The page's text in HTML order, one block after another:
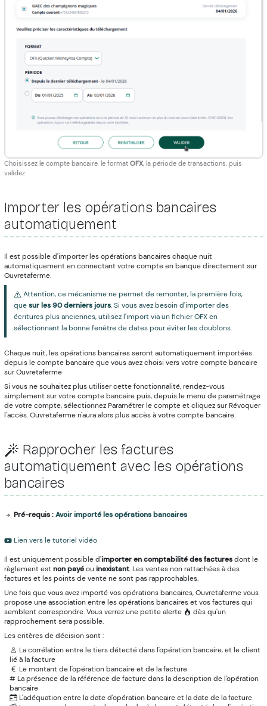
Choisissez le compte bancaire, le format OFX, la période de transactions, puis
validez
Importer les opérations bancaires
automatiquement
Il est possible d'importer les opérations bancaires chaque nuit
automatiquement en connectant votre compte en banque directement sur
Ouvretaferme.
Attention, ce mécanisme ne permet de remonter, la première fois,
quesur les 90 derniers jours. Si vous avez besoin d'importer des
écritures plus anciennes, utilisez l'import via un fichier OFX en
sélectionnant la bonne fenêtre de dates pour éviter les doublons.
Chaque nuit, les opérations bancaires seront automatiquement importées
depuis le compte bancaire que vous avez choisi vers votre compte bancaire
sur Ouvretaferme
Si vous ne souhaitez plus utiliser cette fonctionnalité, rendez-vous
simplement sur votre compte bancaire puis, depuis le menu de paramétrage
de votre compte, sélectionnez Paramétrer le compte et cliquez sur Révoquer
l'accès. Ouvretaferme n'aura alors plus accès à votre compte bancaire.
Rapprocher les factures
automatiquement avec les opérations
bancaires
Pré-requis :Avoir importé les opérations bancaires
Lien vers le tutoriel vidéo
Il est uniquement possible d'importer en comptabilité des facturesdont le
règlement estnon payéou inexistant. Les ventes non rattachées à des
factures et les points de vente ne sont pas rapprochables.
Une fois que vous avez importé vos opérations bancaires, Ouvretaferme vous
propose une association entre les opérations bancaires et vos factures qui
semblent correspondre. Vous verrez une petite alerte
dès qu'un
rapprochement sera possible.
Les critères de décision sont :
La corrélation entre le tiers détecté dans l'opération bancaire, et le client
lié à la facture
Le montant de l'opération bancaire et de la facture
# La présence de la référence de facture dans la description de l'opération
bancaire
L'adéquation entre la date d'opération bancaire et la date de la facture